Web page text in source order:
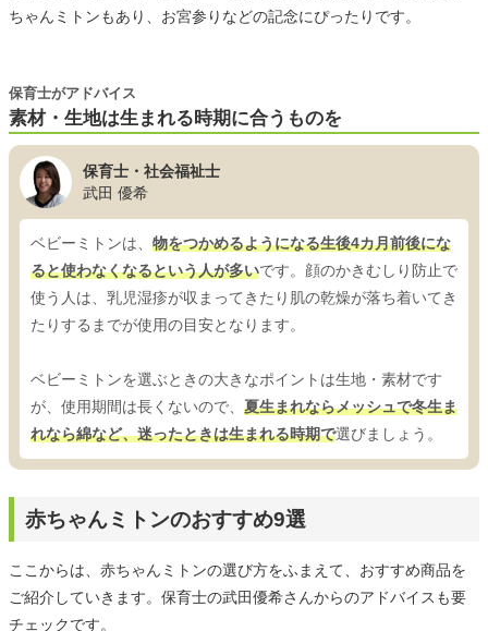
ちゃんミトンもあり、お宮参りなどの記念にぴったりです。
素材・生地は生まれる時期に合うものを
保育士がアドバイス
保育士・社会福祉士
武田 優希
ベビーミトンは、 物をつかめるようになる生後4カ月前後にな
ると使わなくなるという人が多いです。顔のかきむしり防止で
使う人は、乳児湿疹が収まってきたり肌の乾燥が落ち着いてき
たりするまでが使用の目安となります。
ベビーミトンを選ぶときの大きなポイントは生地・素材です
が、使用期間は長くないので、 夏生まれならメッシュで冬生ま
れなら綿など、迷ったときは生まれる時期で選びましょう。
赤ちゃんミトンのおすすめ9選
ここからは、赤ちゃんミトンの選び方をふまえて、おすすめ商品を
ご紹介していきます。保育士の武田優希さんからのアドバイスも要
チェックです。